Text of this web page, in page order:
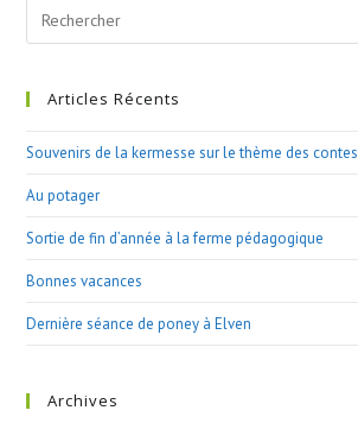
Search
this
Articles Récents
Souvenirs de la kermesse sur le thème des contes
Au potager
Sortie de fin d’année à la ferme pédagogique
Bonnes vacances
Dernière séance de poney à Elven
Archives